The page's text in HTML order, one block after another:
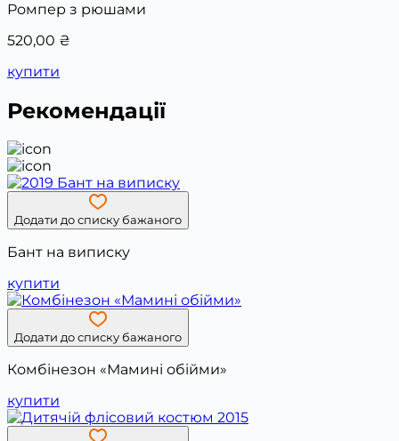
Ромпер з рюшами
520,00 ₴
купити
Рекомендації
Додати до списку бажаного
Бант на виписку
купити
Додати до списку бажаного
Комбінезон «Мамині обійми»
купити